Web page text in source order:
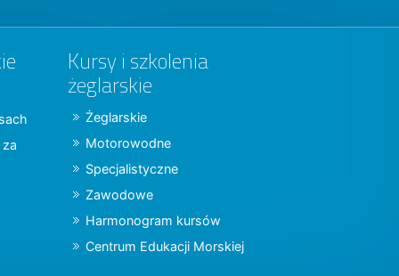
Kursy i szkolenia
żeglarskie
Żeglarskie
Motorowodne
Specjalistyczne
Zawodowe
Harmonogram kursów
Centrum Edukacji Morskiej